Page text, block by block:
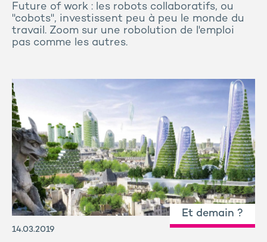
Future of work : les robots collaboratifs, ou
"cobots", investissent peu à peu le monde du
travail. Zoom sur une robolution de l'emploi
pas comme les autres.
Et demain ?
14.03.2019